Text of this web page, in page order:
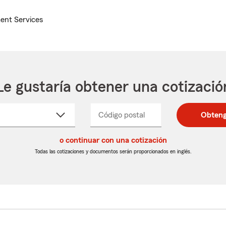
Services
gustaría obtener una
Código postal
postal
de
postal
de
_____
o continuar con una cotización
Todas las cotizaciones y documentos serán proporcionados en inglés.